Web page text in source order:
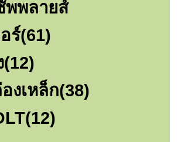
พพลายส์
ร์(61)
(12)
งเหล็ก(38)
(12)